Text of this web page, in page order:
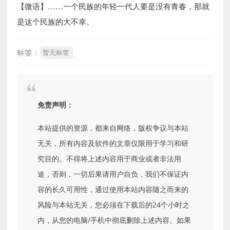
【微语】……一个民族的年轻一代人要是没有青春，那就
是这个民族的大不幸。
标签： 暂无标签
免责声明：
本站提供的资源，都来自网络，版权争议与本站
无关，所有内容及软件的文章仅限用于学习和研
究目的。不得将上述内容用于商业或者非法用
途，否则，一切后果请用户自负，我们不保证内
容的长久可用性，通过使用本站内容随之而来的
风险与本站无关，您必须在下载后的24个小时之
内，从您的电脑/手机中彻底删除上述内容。如果